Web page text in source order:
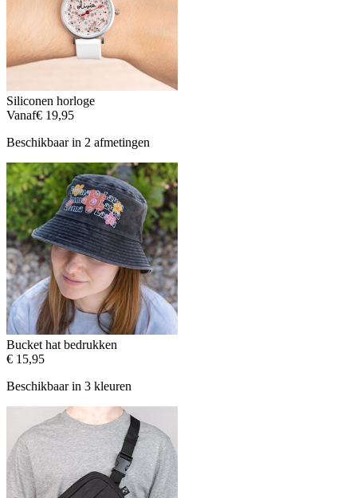
Siliconen horloge
Vanaf€ 19,95
Beschikbaar in 2 afmetingen
Bucket hat bedrukken
€ 15,95
Beschikbaar in 3 kleuren